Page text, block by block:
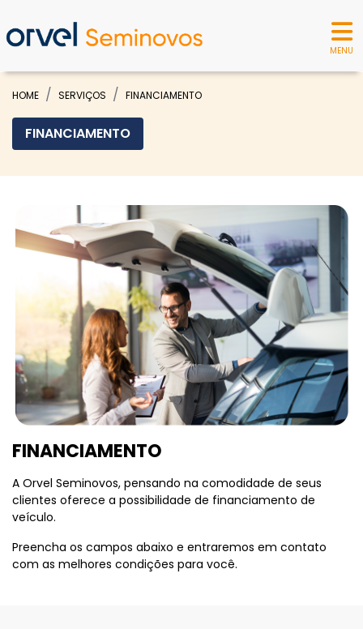
MENU
HOME SERVIÇOS FINANCIAMENTO
FINANCIAMENTO
FINANCIAMENTO
A Orvel Seminovos, pensando na comodidade de seus
clientes oferece a possibilidade de financiamento de
veículo.
Preencha os campos abaixo e entraremos em contato
com as melhores condições para você.